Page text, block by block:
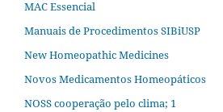
MAC Essencial
Manuais de Procedimentos SIBiUSP
New Homeopathic Medicines
Novos Medicamentos Homeopáticos
NOSS cooperação pelo clima; 1